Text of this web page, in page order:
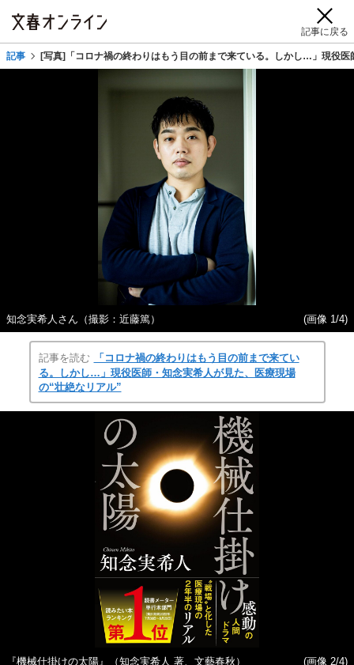
記事に戻る
記事 [写真]「コロナ禍の終わりはもう目の前まで来ている。しかし…」現役
知念実希人さん（撮影：近藤篤） (画像 1/4)
記事を読む
「コロナ禍の終わりはもう目の前まで来てい
る。しかし…」現役医師・知念実希人が見た、医療現場
の“壮絶なリアル”
『機械仕掛けの太陽』（知念実希人 著、文藝春秋）
(画像 2/4)